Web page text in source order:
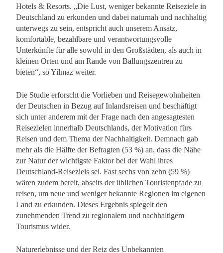
Hotels & Resorts. „Die Lust, weniger bekannte Reiseziele in
Deutschland zu erkunden und dabei naturnah und nachhaltig
unterwegs zu sein, entspricht auch unserem Ansatz,
komfortable, bezahlbare und verantwortungsvolle
Unterkünfte für alle sowohl in den Großstädten, als auch in
kleinen Orten und am Rande von Ballungszentren zu
bieten“, so Yilmaz weiter.
Die Studie erforscht die Vorlieben und Reisegewohnheiten
der Deutschen in Bezug auf Inlandsreisen und beschäftigt
sich unter anderem mit der Frage nach den angesagtesten
Reisezielen innerhalb Deutschlands, der Motivation fürs
Reisen und dem Thema der Nachhaltigkeit. Demnach gab
mehr als die Hälfte der Befragten (53 %) an, dass die Nähe
zur Natur der wichtigste Faktor bei der Wahl ihres
Deutschland-Reiseziels sei. Fast sechs von zehn (59 %)
wären zudem bereit, abseits der üblichen Touristenpfade zu
reisen, um neue und weniger bekannte Regionen im eigenen
Land zu erkunden. Dieses Ergebnis spiegelt den
zunehmenden Trend zu regionalem und nachhaltigem
Tourismus wider.
Naturerlebnisse und der Reiz des Unbekannten